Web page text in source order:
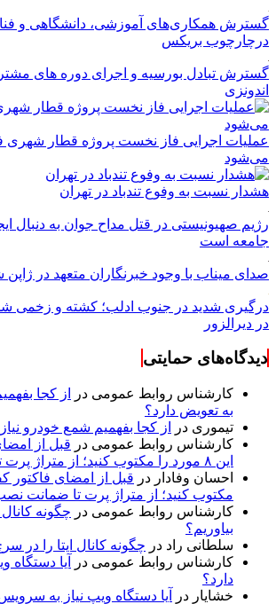
گسترش همکاری‌های آموزشی، دانشگاهی و
درچارچوب بریکس
گسترش تبادل بورسیه و اجرای دوره های
اندونزی
عملیات اجرایی فاز نخست پروژه قطار شهری
می‌شود
هشدار نسبت به وفوع تندباد در تهران
رژیم صهیونیستی در قتل مداح جوان به دنبال
جامعه است
صدای میناب با وجود خبرنگاران متعهد در
در دیرالزور
دیدگاه‌های حمایتی
کارشناس روابط عمومی در
از کجا
به تعویض دارد؟
تیموری در
از کجا بفهمیم شمع خودرو
کارشناس روابط عمومی در قبل از
این ۸ مورد را مکتوب کنید؛ از متراژ پرت تا ضمانت نصب
احسان وفادار در
مکتوب کنید؛ از متراژ پرت تا ضمانت
کارشناس روابط عمومی در چگونه
بیاوریم؟
سلطانی راد در چگونه کانال ایتا را در
کارشناس روابط عمومی در
آیا
دارد؟
خشایار در آیا دستگاه ویپ نیاز به